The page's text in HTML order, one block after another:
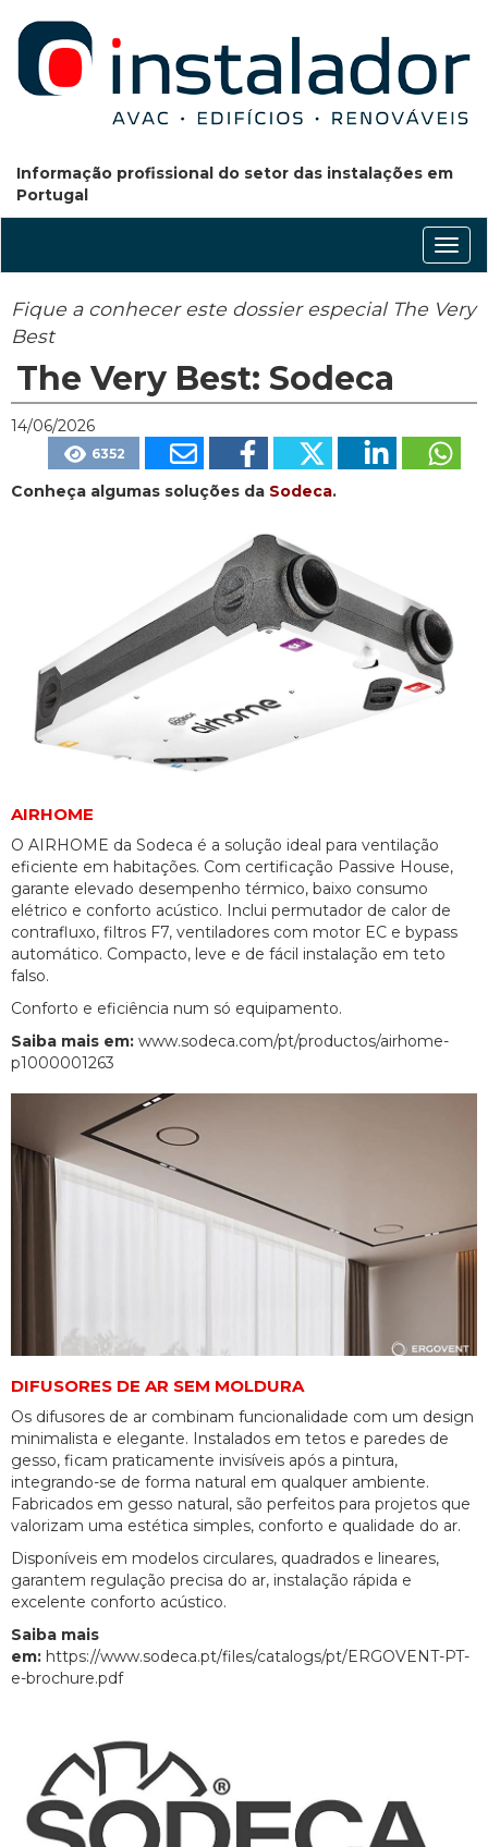
Informação profissional do setor das instalações em
Portugal
Fique a conhecer este dossier especial The Very
Best
The Very Best: Sodeca
14/06/2026
6352
Conheça algumas soluções da Sodeca.
AIRHOME
O AIRHOME da Sodeca é a solução ideal para ventilação
eficiente em habitações. Com certificação Passive House,
garante elevado desempenho térmico, baixo consumo
elétrico e conforto acústico. Inclui permutador de calor de
contrafluxo, filtros F7, ventiladores com motor EC e bypass
automático. Compacto, leve e de fácil instalação em teto
falso.
Conforto e eficiência num só equipamento.
Saiba mais em: www.sodeca.com/pt/productos/airhome-
p1000001263
DIFUSORES DE AR SEM MOLDURA
Os difusores de ar combinam funcionalidade com um design
minimalista e elegante. Instalados em tetos e paredes de
gesso, ficam praticamente invisíveis após a pintura,
integrando-se de forma natural em qualquer ambiente.
Fabricados em gesso natural, são perfeitos para projetos que
valorizam uma estética simples, conforto e qualidade do ar.
Disponíveis em modelos circulares, quadrados e lineares,
garantem regulação precisa do ar, instalação rápida e
excelente conforto acústico.
Saiba mais
em: https://www.sodeca.pt/files/catalogs/pt/ERGOVENT-PT-
e-brochure.pdf